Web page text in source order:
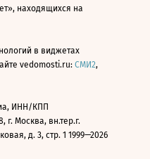
находящихся на
в виджетах
vedomosti.ru: СМИ2,
ИНН/КПП
г. Москва, вн.тер.г.
д. 3, стр. 1 1999—2026